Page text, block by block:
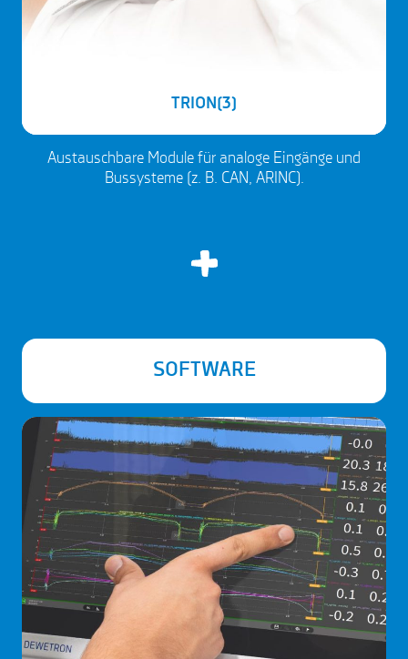
TRION(3)
Austauschbare Module für analoge Eingänge und
Bussysteme (z. B. CAN, ARINC).
SOFTWARE